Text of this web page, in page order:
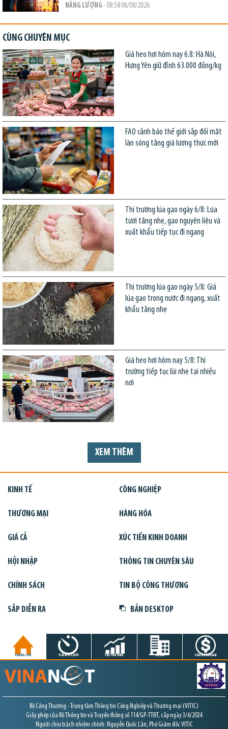
NĂNG LƯỢNG - 08:58 06/08/2026
CÙNG CHUYÊN MỤC
Giá heo hơi hôm nay 6.8: Hà Nội,
Hưng Yên giữ đỉnh 63.000 đồng/kg
FAO cảnh báo thế giới sắp đối mặt
làn sóng tăng giá lương thực mới
Thị trường lúa gạo ngày 6/8: Lúa
tươi tăng nhẹ, gạo nguyên liệu và
xuất khẩu tiếp tục đi ngang
Thị trường lúa gạo ngày 5/8: Giá
lúa gạo trong nước đi ngang, xuất
khẩu tăng nhẹ
Giá heo hơi hôm nay 5/8: Thị
trường tiếp tục lùi nhẹ tại nhiều
nơi
XEM THÊM
KINH TẾ CÔNG NGHIỆP
THƯƠNG MẠI HÀNG HÓA
GIÁ CẢ XÚC TIẾN KINH DOANH
HỘI NHẬP THÔNG TIN CHUYÊN SÂU
CHÍNH SÁCH TIN BỘ CÔNG THƯƠNG
SẮP DIỄN RA BẢN DESKTOP
TRANG CHỦ TIN GIỜ CHÓT THỊ TRƯỜNG DỰ ÁN CHỨNG KHOÁN
Bộ Công Thương - Trung tâm Thông tin Công Nghiệp và Thương mại (VITIC)
Giấy phép của Bộ Thông tin và Truyền thông số 114/GP-TTĐT, cấp ngày 3/6/2024
Người chịu trách nhiệm chính: Nguyễn Quốc Lân, Phó Giám đốc VITIC